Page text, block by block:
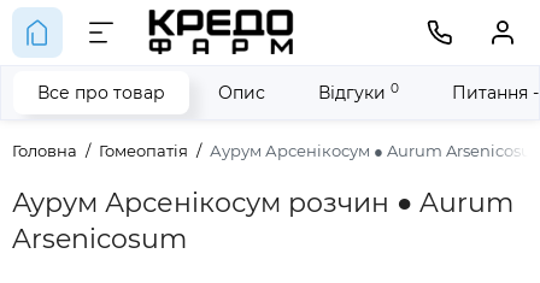
Головна Гомеопатія Аурум Арсенікосум ● Aurum
Аурум Арсенікосум розчин ● Aurum
Arsenicosum
Все про товар Опис Відгуки 0 Питання